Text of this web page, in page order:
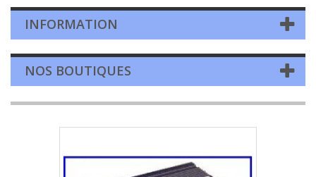
INFORMATION
NOS BOUTIQUES